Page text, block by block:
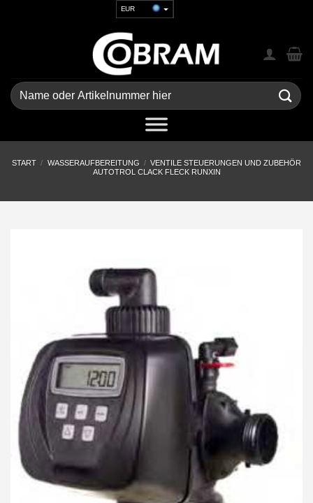
EUR
GBP
CHF
UAH
Suchen
nach:
START / WASSERAUFBEREITUNG / VENTILE STEUERUNGEN UND ZUBEHÖR
AUTOTROL CLACK FLECK RUNXIN